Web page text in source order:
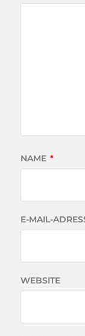
NAME *
E-MAIL-
WEBSITE